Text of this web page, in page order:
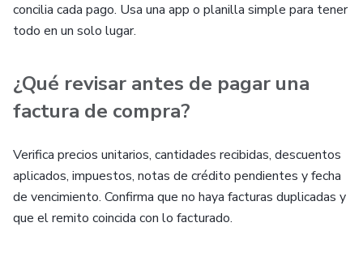
concilia cada pago. Usa una app o planilla simple para tener
todo en un solo lugar.
¿Qué revisar antes de pagar una
factura de compra?
Verifica precios unitarios, cantidades recibidas, descuentos
aplicados, impuestos, notas de crédito pendientes y fecha
de vencimiento. Confirma que no haya facturas duplicadas y
que el remito coincida con lo facturado.